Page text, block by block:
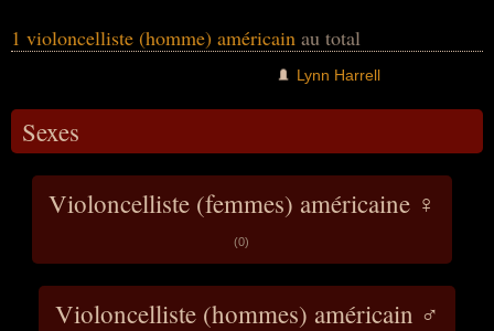
1 violoncelliste (homme) américain au total
Lynn Harrell
Sexes
Violoncelliste (femmes) américaine ♀
(0)
Violoncelliste (hommes) américain ♂